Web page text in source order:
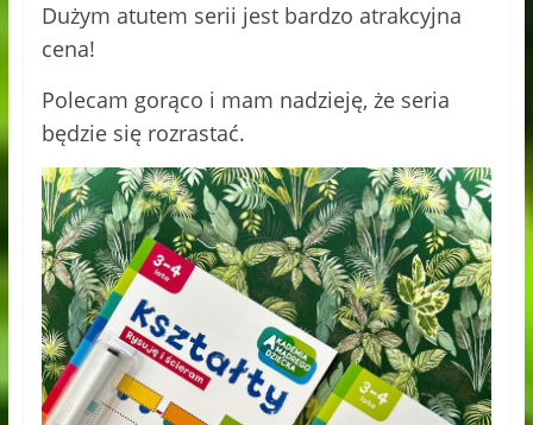
Dużym atutem serii jest bardzo atrakcyjna
cena!
Polecam gorąco i mam nadzieję, że seria
będzie się rozrastać.